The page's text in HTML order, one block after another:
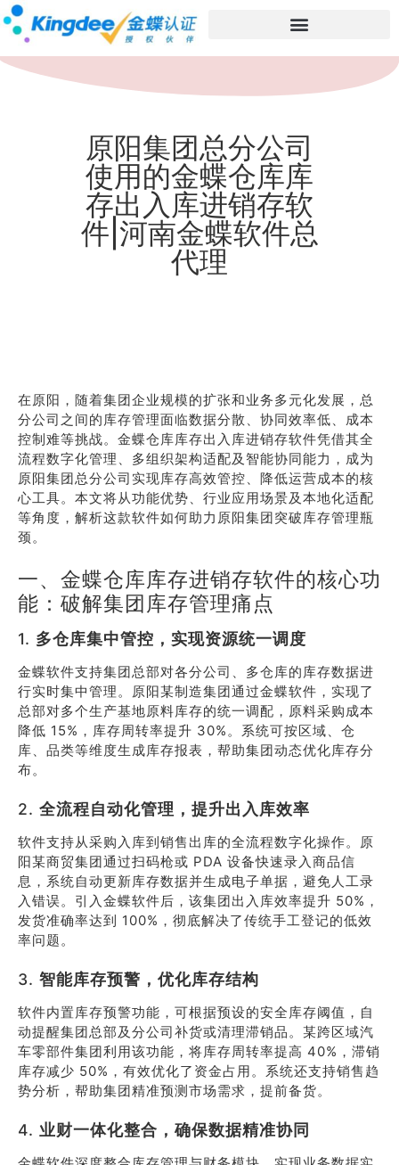
原阳集团总分公司
使用的金蝶仓库库
存出入库进销存软
件|河南金蝶软件总
代理
在原阳，随着集团企业规模的扩张和业务多元化发展，总
分公司之间的库存管理面临数据分散、协同效率低、成本
控制难等挑战。金蝶仓库库存出入库进销存软件凭借其全
流程数字化管理、多组织架构适配及智能协同能力，成为
原阳集团总分公司实现库存高效管控、降低运营成本的核
心工具。本文将从功能优势、行业应用场景及本地化适配
等角度，解析这款软件如何助力原阳集团突破库存管理瓶
颈。
一、金蝶仓库库存进销存软件的核心功
能：破解集团库存管理痛点
1. 多仓库集中管控，实现资源统一调度
金蝶软件支持集团总部对各分公司、多仓库的库存数据进
行实时集中管理。原阳某制造集团通过金蝶软件，实现了
总部对多个生产基地原料库存的统一调配，原料采购成本
降低 15%，库存周转率提升 30%。系统可按区域、仓
库、品类等维度生成库存报表，帮助集团动态优化库存分
布。
2. 全流程自动化管理，提升出入库效率
软件支持从采购入库到销售出库的全流程数字化操作。原
阳某商贸集团通过扫码枪或 PDA 设备快速录入商品信
息，系统自动更新库存数据并生成电子单据，避免人工录
入错误。引入金蝶软件后，该集团出入库效率提升 50%，
发货准确率达到 100%，彻底解决了传统手工登记的低效
率问题。
3. 智能库存预警，优化库存结构
软件内置库存预警功能，可根据预设的安全库存阈值，自
动提醒集团总部及分公司补货或清理滞销品。某跨区域汽
车零部件集团利用该功能，将库存周转率提高 40%，滞销
库存减少 50%，有效优化了资金占用。系统还支持销售趋
势分析，帮助集团精准预测市场需求，提前备货。
4. 业财一体化整合，确保数据精准协同